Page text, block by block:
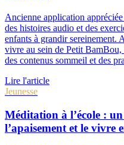
Ancienne application
des histoires audio et des
enfants à grandir sereinement.
vivre au sein de Petit BamBou,
des contenus sommeil et des
Lire l'article
Jeunesse
Méditation à l’école :
l’apaisement et le vivre